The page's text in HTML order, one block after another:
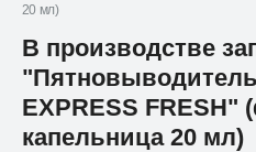
20 мл)
В производстве
EXPRESS FRESH"
капельница 20 мл)